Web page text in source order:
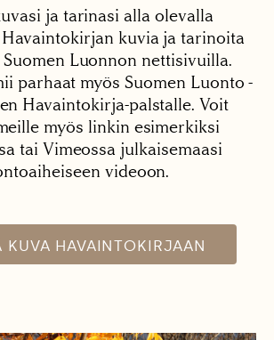
ja tarinasi alla olevalla
Havaintokirjan kuvia ja tarinoita
Luonnon nettisivuilla.
parhaat myös Suomen Luonto -
Havaintokirja-palstalle. Voit
myös linkin esimerkiksi
tai Vimeossa julkaisemaasi
videoon.
KUVA HAVAINTOKIRJAAN